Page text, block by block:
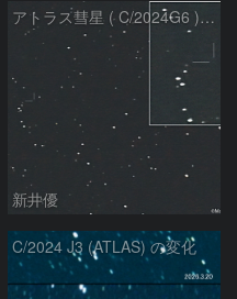
アトラス彗星 ( C/2024G6 )：2026/07/08
新井優
C/2024 J3 (ATLAS) の変化